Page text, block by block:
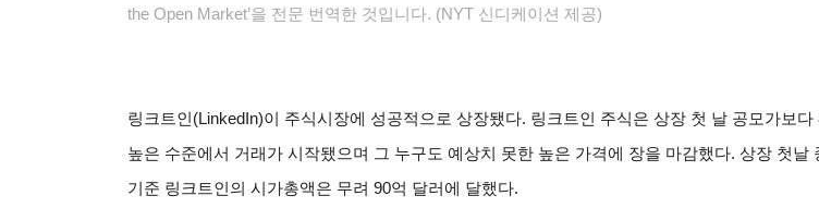
the Open Market’을 전문 번역한 것입니다. (NYT 신디케이션 제공)
링크트인(LinkedIn)이 주식시장에 성공적으로 상장됐다. 링크트인 주식은 상장 첫 날 공모가보다
높은 수준에서 거래가 시작됐으며 그 누구도 예상치 못한 높은 가격에 장을 마감했다. 상장 첫날
기준 링크트인의 시가총액은 무려 90억 달러에 달했다.